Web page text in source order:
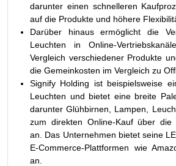
darunter einen schnelleren
auf die Produkte und höhere
Darüber hinaus ermöglicht die
Leuchten in Online-
Vergleich verschiedener Produkte
die Gemeinkosten im Vergleich zu
Signify Holding ist beispielsweise
Leuchten und bietet eine breite
darunter Glühbirnen, Lampen,
zum direkten Online-Kauf über die
an. Das Unternehmen bietet seine
E-Commerce-Plattformen wie
an.